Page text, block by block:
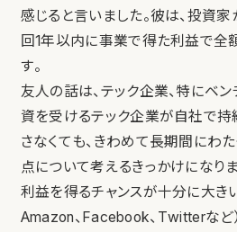
感じると言いました。彼は、投資
回1年以内に事業で得た利益で全
す。
友人の話は、テック企業、特にベ
資を受けるテック企業が自社で
さなくても、きわめて長期間にわ
点について考えるきっかけになりま
利益を得るチャンスが十分に大き
Amazon、Facebook、Twitterなど